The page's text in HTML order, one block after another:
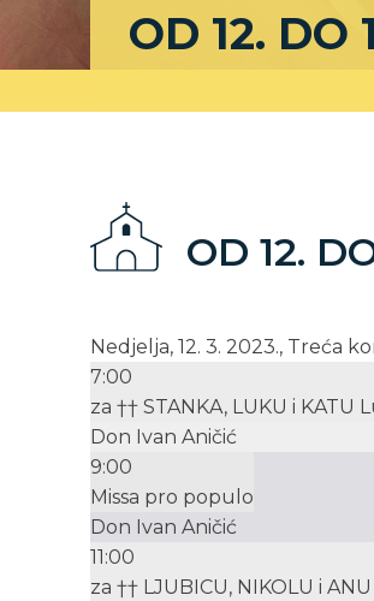
OD 12. DO
OD 12.
Nedjelja, 12. 3. 2023., Treća
7:00
za †† STANKA, LUKU i KATU
Don Ivan Aničić
9:00
Missa pro populo
Don Ivan Aničić
11:00
za †† LJUBICU, NIKOLU i